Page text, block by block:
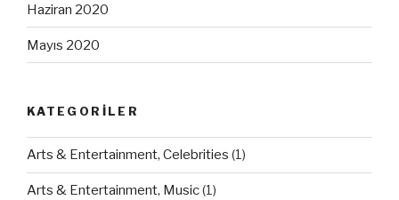
Haziran 2020
Mayıs 2020
KATEGORILER
Arts & Entertainment, Celebrities (1)
Arts & Entertainment, Music(1)